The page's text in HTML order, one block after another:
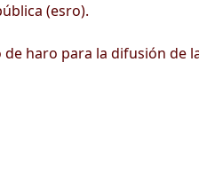
(esro).
haro para la difusión de